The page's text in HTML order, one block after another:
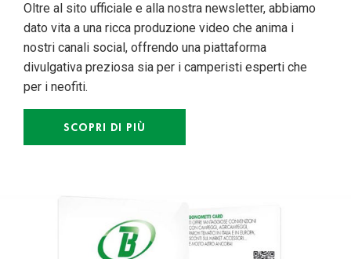
Oltre al sito ufficiale e alla nostra newsletter, abbiamo
dato vita a una ricca produzione video che anima i
nostri canali social, offrendo una piattaforma
divulgativa preziosa sia per i camperisti esperti che
per i neofiti.
SCOPRI DI PIÙ